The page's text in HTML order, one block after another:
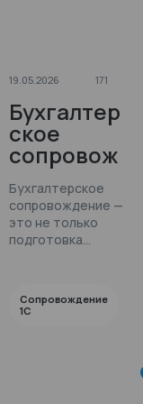
19.05.2026 171
Бухгалтер
ское
сопровож
дение:
почему
это
инвестиц
расходов
Бухгалтерское
сопровождение —
это не только
подготовка
ежедневной
Сопровождение
1С